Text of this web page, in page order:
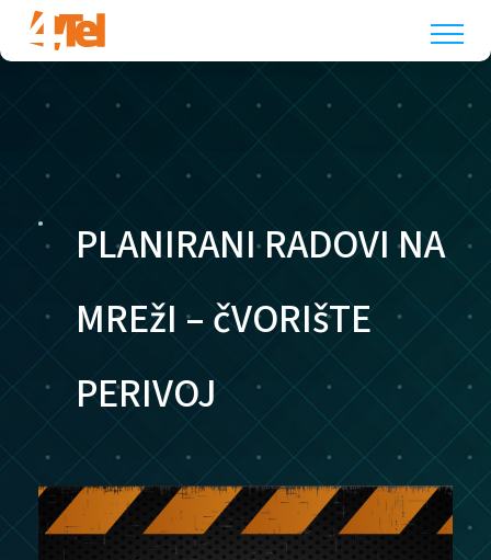
PLANIRANI RADOVI NA
MREžI – čVORIšTE
PERIVOJ